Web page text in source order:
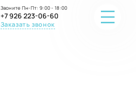
Звоните Пн-Пт: 9:00 - 18:00
+7 926 223-06-60
Заказать звонок